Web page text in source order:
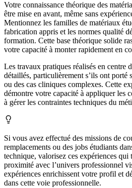
Votre connaissance théorique des
être mise en avant, même sans
Mentionnez les familles de matériaux
fabrication appris et les normes qualité
formation. Cette base théorique solide
votre capacité à monter rapidement en
Les travaux pratiques réalisés en centre
détaillés, particulièrement s’ils ont porté
ou des cas cliniques complexes. Cette
démontre votre capacité à appliquer les
à gérer les contraintes techniques du
Si vous avez effectué des missions de
remplacements ou des jobs étudiants
technique, valorisez ces expériences qui
proximité avec l’univers professionnel
expériences enrichissent votre profil et
dans cette voie professionnelle.